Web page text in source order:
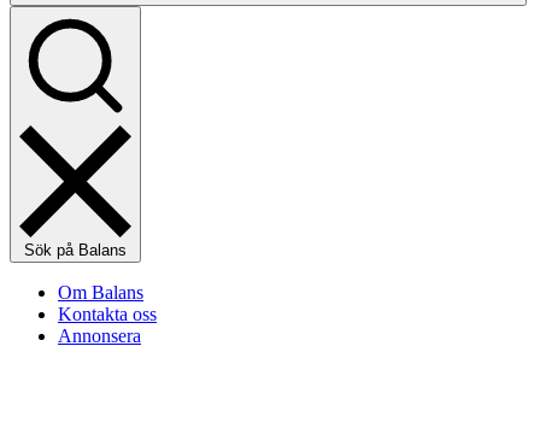
Sök på Balans
Om Balans
Kontakta oss
Annonsera